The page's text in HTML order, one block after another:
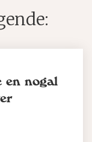
en nogal